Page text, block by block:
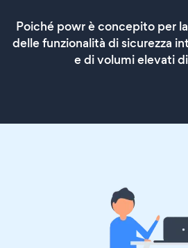
Poiché powr è concepito per
delle funzionalità di sicurezza
e di volumi elevati